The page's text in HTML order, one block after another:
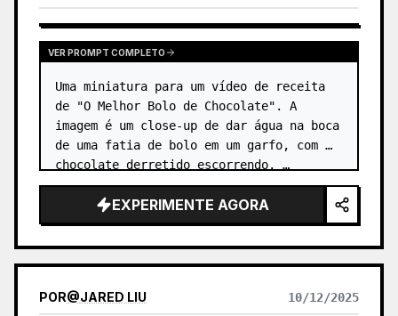
VER PROMPT COMPLETO
Uma miniatura para um vídeo de receita
de "O Melhor Bolo de Chocolate". A
imagem é um close-up de dar água na boca
de uma fatia de bolo em um garfo, com
chocolate derretido escorrendo. …
EXPERIMENTE AGORA
POR@JARED LIU 10/12/2025